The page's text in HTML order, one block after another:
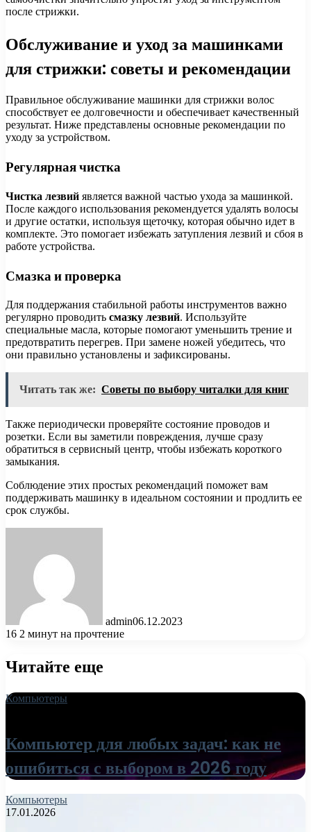
после стрижки.
Обслуживание и уход за машинками
для стрижки: советы и рекомендации
Правильное обслуживание машинки для стрижки волос
способствует ее долговечности и обеспечивает качественный
результат. Ниже представлены основные рекомендации по
уходу за устройством.
Регулярная чистка
Чистка лезвий является важной частью ухода за машинкой.
После каждого использования рекомендуется удалять волосы
и другие остатки, используя щеточку, которая обычно идет в
комплекте. Это помогает избежать затупления лезвий и сбоя в
работе устройства.
Смазка и проверка
Для поддержания стабильной работы инструментов важно
регулярно проводить смазку лезвий. Используйте
специальные масла, которые помогают уменьшить трение и
предотвратить перегрев. При замене ножей убедитесь, что
они правильно установлены и зафиксированы.
Читать так же: Советы по выбору читалки для книг
Также периодически проверяйте состояние проводов и
розетки. Если вы заметили повреждения, лучше сразу
обратиться в сервисный центр, чтобы избежать короткого
замыкания.
Соблюдение этих простых рекомендаций поможет вам
поддерживать машинку в идеальном состоянии и продлить ее
срок службы.
admin06.12.2023
16 2 минут на прочтение
Читайте еще
Компьютеры
Компьютер для любых задач: как не
ошибиться с выбором в 2026 году
Компьютеры
17.01.2026